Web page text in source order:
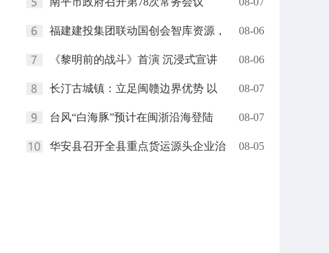
福建建投集团联动国创会智库资源， 08-06
《黎明前的战斗》首演 沉浸式宣讲 08-06
长汀古城镇：立足闽赣边界优势 以 08-07
台风“白海豚”预计在闽浙沿海登陆 08-07
华安县召开全县重点货运源头企业治 08-05